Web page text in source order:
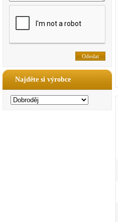
Najděte si výrobce